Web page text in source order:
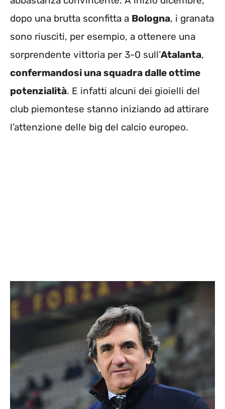
dopo una brutta sconfitta a Bologna, i granata
sono riusciti, per esempio, a ottenere una
sorprendente vittoria per 3-0 sull’Atalanta,
confermandosi una squadra dalle ottime
potenzialità. E infatti alcuni dei gioielli del
club piemontese stanno iniziando ad attirare
l’attenzione delle big del calcio europeo.